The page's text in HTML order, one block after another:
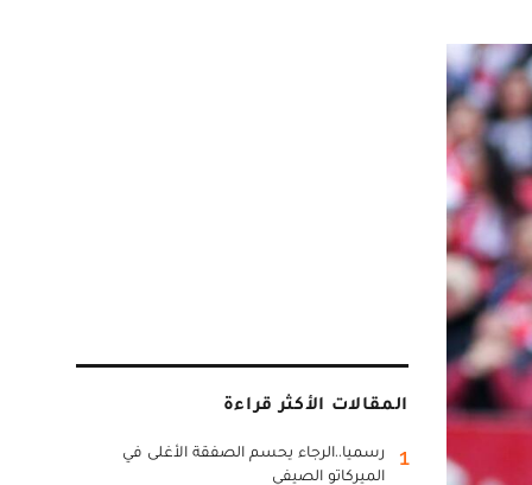
المقالات الأكثر قراءة
1
رسميا..الرجاء يحسم الصفقة الأغلى في
الميركاتو الصيفي